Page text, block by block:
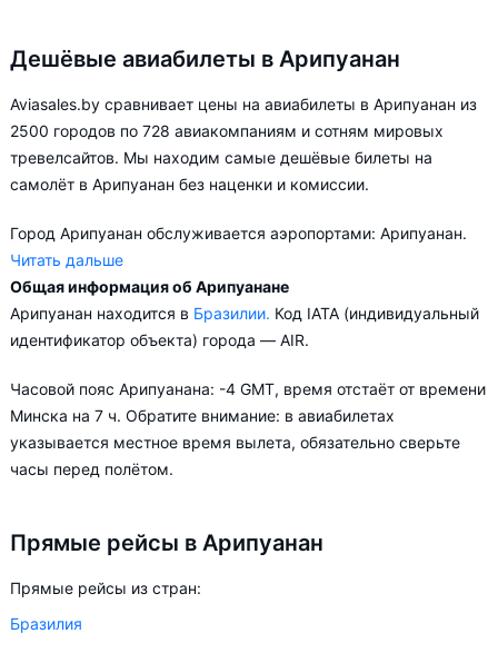
Дешёвые авиабилеты в Арипуанан
Aviasales.by сравнивает цены на авиабилеты в Арипуанан из
2500 городов по 728 авиакомпаниям и сотням мировых
тревелсайтов. Мы находим самые дешёвые билеты на
самолёт в Арипуанан без наценки и комиссии.
Город Арипуанан обслуживается аэропортами: Арипуанан.
Читать дальше
Aviasales.by советует купить авиабилеты в Арипуанан
заранее, чтобы вы могли выбирать условия перелёта,
возможности.
Общая информация об Арипуанане
Арипуанан находится в Бразилии. Код IATA (индивидуальный
идентификатор объекта) города — AIR.
Часовой пояс Арипуанана: -4 GMT, время отстаёт от времени
Минска на 7 ч. Обратите внимание: в авиабилетах
указывается местное время вылета, обязательно сверьте
часы перед полётом.
Прямые рейсы в Арипуанан
Прямые рейсы из стран:
Бразилия